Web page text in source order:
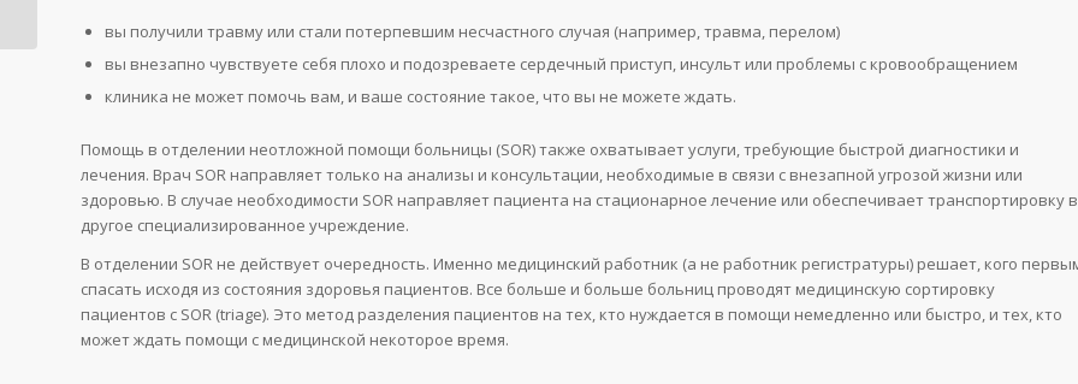
вы получили травму или стали потерпевшим несчастного случая (например, травма, перелом)
вы внезапно чувствуете себя плохо и подозреваете сердечный приступ, инсульт или проблемы с кровообращением
клиника не может помочь вам, и ваше состояние такое, что вы не можете ждать.
Помощь в отделении неотложной помощи больницы (SOR) также охватывает услуги, требующие быстрой диагностики и
лечения. Врач SOR направляет только на анализы и консультации, необходимые в связи с внезапной угрозой жизни или
здоровью. В случае необходимости SOR направляет пациента на стационарное лечение или обеспечивает транспортировку в
другое специализированное учреждение.
В отделении SOR не действует очередность. Именно медицинский работник (а не работник регистратуры) решает, кого
спасать исходя из состояния здоровья пациентов. Все больше и больше больниц проводят медицинскую сортировку
пациентов с SOR (triage). Это метод разделения пациентов на тех, кто нуждается в помощи немедленно или быстро, и тех, кто
может ждать помощи с медицинской некоторое время.